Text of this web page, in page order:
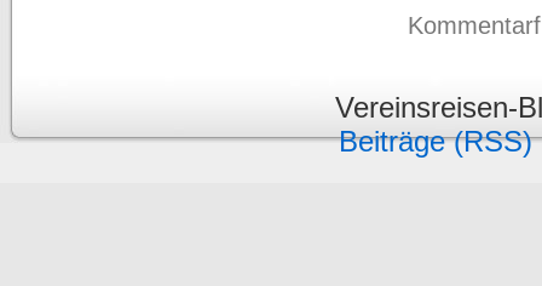
Vereinsreisen-
Beiträge (RSS)